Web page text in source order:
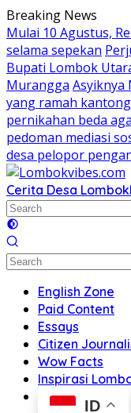
Skip
to
content
Breaking News
Mulai 10 Agustus,
selama sepekan
Bupati Lombok
Murangga
yang ramah
pernikahan beda
pedoman mediasi
desa pelopor
Cerita Desa Lombok
English Zone
Paid Content
Essays
Citizen
Wow Facts
Inspirasi
ID